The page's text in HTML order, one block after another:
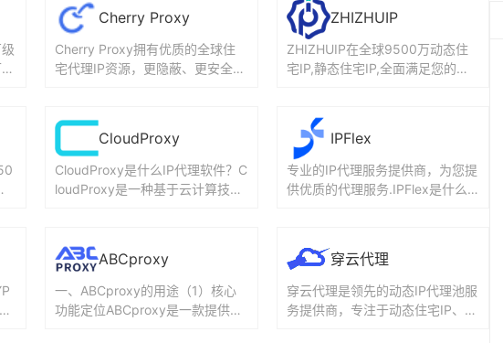
Cherry Proxy
Cherry Proxy拥有优质的全球住
宅代理IP资源，更隐蔽、更安全、
ZHIZHUIP
ZHIZHUIP在全球9500万动态住
宅IP,静态住宅IP,全面满足您的业
CloudProxy
CloudProxy是什么IP代理软件？C
loudProxy是一种基于云计算技术
IPFlex
专业的IP代理服务提供商，为您提
供优质的代理服务.IPFlex是什么IP
ABCproxy
一、ABCproxy的用途（1）核心
功能定位ABCproxy是一款提供全
穿云代理
穿云代理是领先的动态IP代理池服
务提供商，专注于动态住宅IP、动